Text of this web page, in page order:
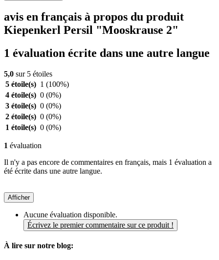
avis en français à propos du produit
Kiepenkerl Persil "Mooskrause 2"
1 évaluation écrite dans une autre langue
5,0 sur 5 étoiles
5 étoile(s) 1 (100%)
4 étoile(s) 0 (0%)
3 étoile(s) 0 (0%)
2 étoile(s) 0 (0%)
1 étoile(s) 0 (0%)
1 évaluation
Il n'y a pas encore de commentaires en français, mais 1 évaluation a
été écrite dans une autre langue.
Afficher
Aucune évaluation disponible.
Écrivez le premier commentaire sur ce produit !
À lire sur notre blog: